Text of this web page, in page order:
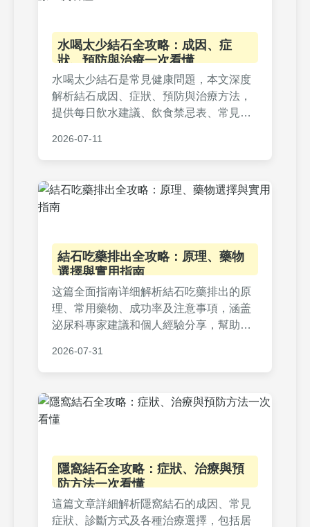
水喝太少結石全攻略：成因、症
狀、預防與治療一次看懂
水喝太少結石是常見健康問題，本文深度
解析結石成因、症狀、預防與治療方法，
提供每日飲水建議、飲食禁忌表、常見問
石、膀胱結石等類型，實用性強，適合所
有關心健康的讀者。
2026-07-11
結石吃藥排出全攻略：原理、藥物
選擇與實用指南
这篇全面指南详细解析結石吃藥排出的原
理、常用藥物、成功率及注意事項，涵盖
泌尿科專家建議和個人經驗分享，幫助您
免副作用。內容包括藥物比較表、常見問
題解答，旨在解決所有關於結石吃藥排出
2026-07-31
隱窩結石全攻略：症狀、治療與預
防方法一次看懂
這篇文章詳細解析隱窩結石的成因、常見
症狀、診斷方式及各種治療選擇，包括居